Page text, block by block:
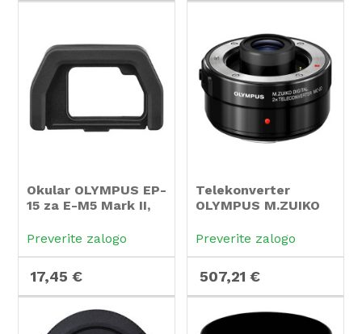
Okular OLYMPUS EP-
15 za E-M5 Mark II,
standard
Preverite zalogo
17,45 €
Telekonverter
OLYMPUS M.ZUIKO
Preverite zalogo
507,21 €